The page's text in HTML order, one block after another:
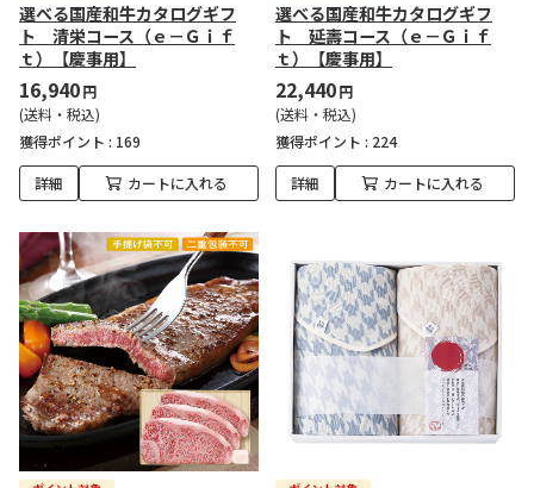
選べる国産和牛カタログギフ
ト 清栄コース（ｅ－Ｇｉｆ
ｔ）【慶事用】
16,940円
(送料・税込)
獲得ポイント : 169
詳細 カートに入れる
選べる国産和牛カタログギフ
ト 延壽コース（ｅ－Ｇｉｆ
ｔ）【慶事用】
22,440円
(送料・税込)
獲得ポイント : 224
詳細 カートに入れる